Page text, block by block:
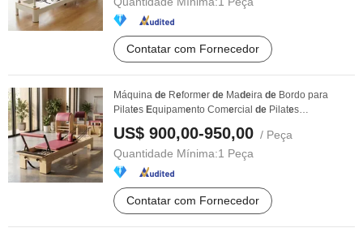
Contatar com Fornecedor
Máquina de Reformer de Madeira de Bordo para
Pilates Equipamento Comercial de Pilates
inam
US$ 900,00-950,00 / Peça
Quantidade Mínima:1 Peça
Contatar com Fornecedor